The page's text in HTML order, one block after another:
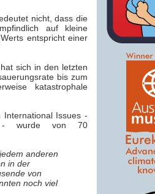
nicht, dass die
auf kleine
entspricht einer
sich in den letzten
bis zum
katastrophale
Issues -
- wurde von 70
anderen
in der
von
noch viel